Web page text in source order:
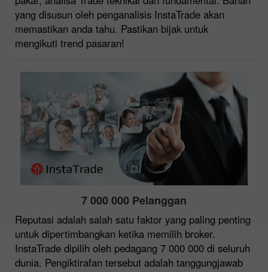
yang disusun oleh penganalisis InstaTrade akan
memastikan anda tahu. Pastikan bijak untuk
mengikuti trend pasaran!
7 000 000 Pelanggan
Reputasi adalah salah satu faktor yang paling penting
untuk dipertimbangkan ketika memilih broker.
InstaTrade dipilih oleh pedagang 7 000 000 di seluruh
dunia. Pengiktirafan tersebut adalah tanggungjawab